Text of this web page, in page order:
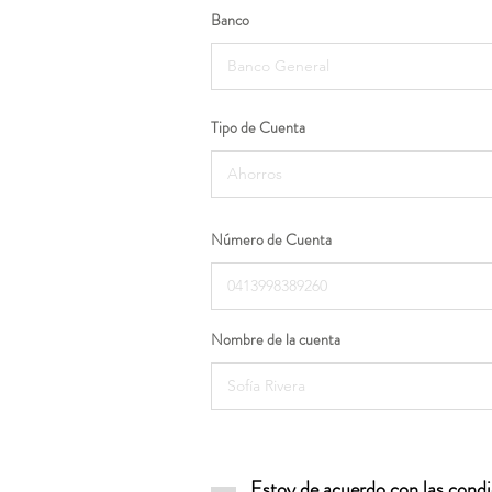
Banco
Tipo de Cuenta
Número de Cuenta
Nombre de la cuenta